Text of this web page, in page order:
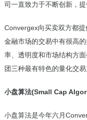
司一直致力于不断创新，
Convergex向买卖双方都
金融市场的交易中有很高
率、透明度和市场结构方
团三种最有特色的量化交易
小盘算法(Small Cap
小盘算法是今年六月